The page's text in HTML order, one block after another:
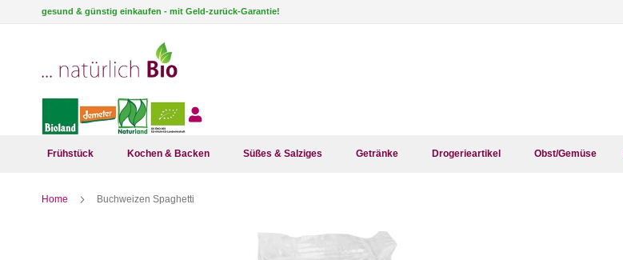
Direkt
gesund & günstig einkaufen - mit Geld-zurück-Garantie!
Frühstück Kochen & Backen Süßes & Salziges Getränke Drogerieartikel Obst/Gemüse
Home Buchweizen Spaghetti